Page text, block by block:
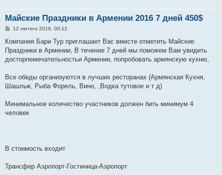
Майские Праздники в Армении 2016 7 дней 450$
П
в
д
о
е
н
12 лютого 2016, 00:12
Компания Бари Тур приглашает Вас вместе отметить Майские
Праздники в Армении, В течение 7 дней мы поможем Вам увидить
досторпемечательностьи Армении, попробовать армянскую кухню,
Все обеды организуются в лучших ресторанах (Армянская Кухня,
Шашлык, Рыба Форель, Вино, ,Водка тутовое и т д)
Минимальное количество участников должен бить минимум 4
человек
В стоимость входит
Трансфер Аэропорт-Гостиница-Аэропорт